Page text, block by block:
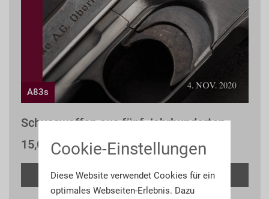
A83s
Schusswaffen aus fünf Jahrhunderten
15,00 € *
Details
Cookie-Einstellungen
Diese Website verwendet Cookies für ein
optimales Webseiten-Erlebnis. Dazu